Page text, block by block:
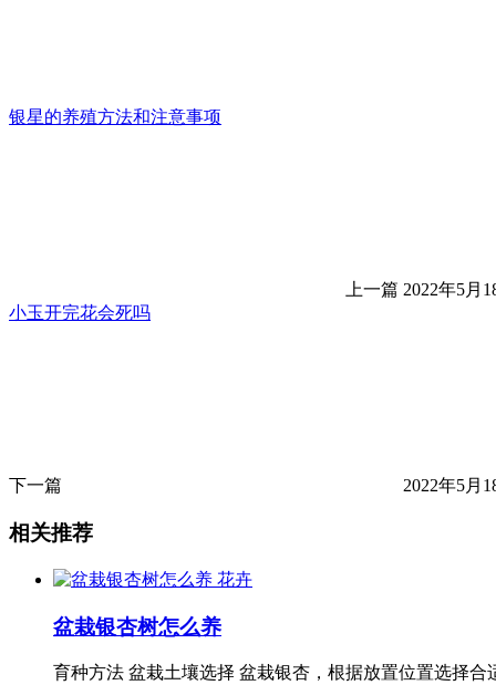
银星的养殖方法和注意事项
上一篇 2022年5月
小玉开完花会死吗
下一篇 2022年5月
相关推荐
花卉
盆栽银杏树怎么养
育种方法 盆栽土壤选择 盆栽银杏，根据放置位置选择